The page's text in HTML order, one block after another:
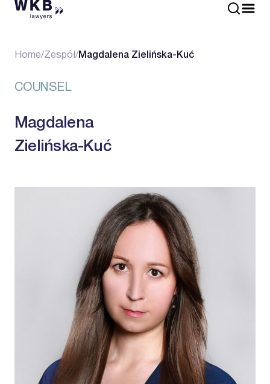
Home/Zespół/ Magdalena Zielińska-Kuć
COUNSEL
Magdalena
Zielińska-Kuć